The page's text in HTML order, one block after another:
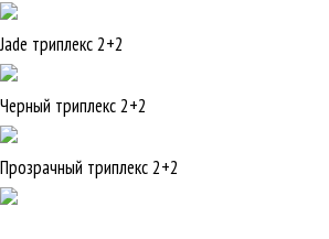
Jade триплекс 2+2
Черный триплекс 2+2
Прозрачный триплекс 2+2